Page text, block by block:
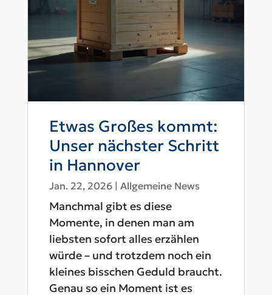
Etwas Großes kommt:
Unser nächster Schritt
in Hannover
Jan. 22, 2026| Allgemeine News
Manchmal gibt es diese
Momente, in denen man am
liebsten sofort alles erzählen
würde – und trotzdem noch ein
kleines bisschen Geduld braucht.
Genau so ein Moment ist es